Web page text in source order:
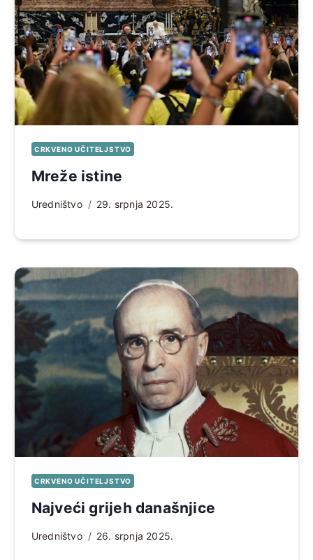
CRKVENO UČITELJSTVO
Mreže istine
Uredništvo 29. srpnja 2025.
CRKVENO UČITELJSTVO
Najveći grijeh današnjice
Uredništvo 26. srpnja 2025.